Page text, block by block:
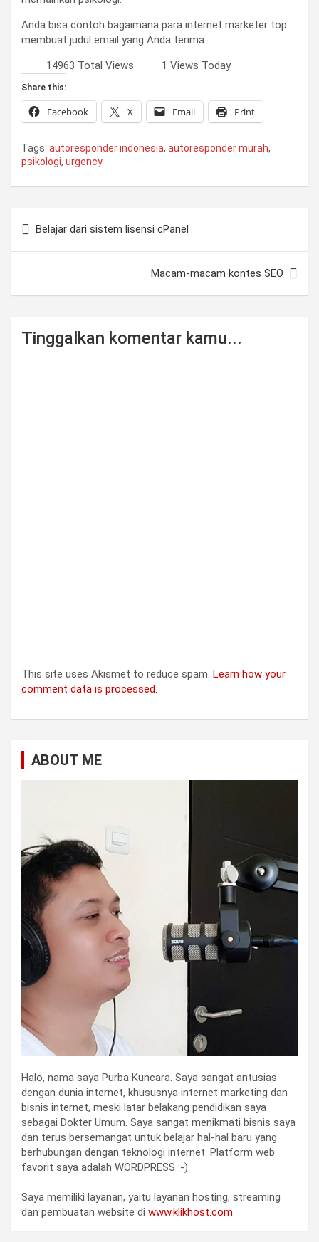
Anda bisa contoh bagaimana para internet marketer top
membuat judul email yang Anda terima.
14963 Total Views
1 Views Today
Share this:
Facebook X Email Print
Tags: autoresponder indonesia, autoresponder murah,
psikologi, urgency
navigation
Belajar dari sistem lisensi cPanel
Macam-macam kontes SEO
Tinggalkan komentar kamu...
This site uses Akismet to reduce spam. Learn how your
comment data is processed.
ABOUT ME
Halo, nama saya Purba Kuncara. Saya sangat antusias
dengan dunia internet, khususnya internet marketing dan
bisnis internet, meski latar belakang pendidikan saya
sebagai Dokter Umum. Saya sangat menikmati bisnis saya
dan terus bersemangat untuk belajar hal-hal baru yang
berhubungan dengan teknologi internet. Platform web
favorit saya adalah WORDPRESS :-)
Saya memiliki layanan, yaitu layanan hosting, streaming
dan pembuatan website di www.klikhost.com.